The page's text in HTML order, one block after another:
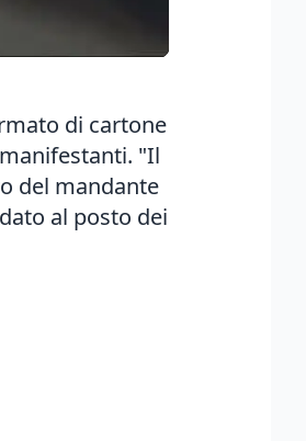
di cartone
"Il
del mandante
al posto dei